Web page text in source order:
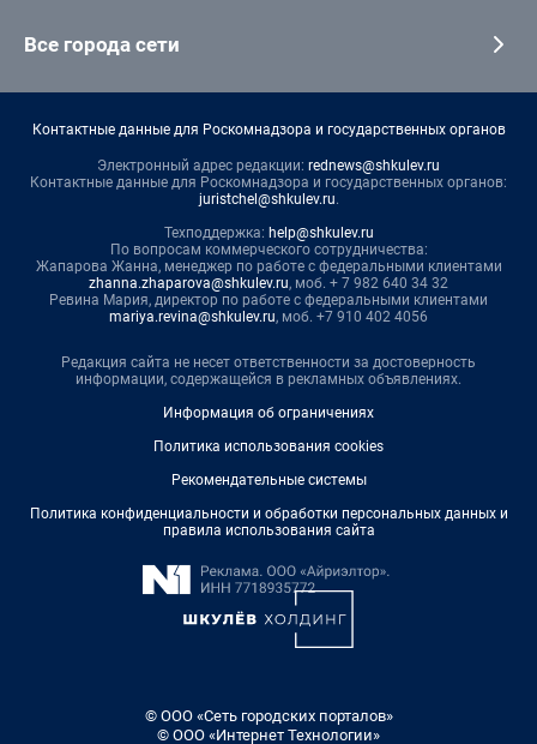
Все города сети
Контактные данные для Роскомнадзора и государственных органов
Электронный адрес редакции: rednews@shkulev.ru
Контактные данные для Роскомнадзора и государственных органов:
juristchel@shkulev.ru.
Техподдержка: help@shkulev.ru
По вопросам коммерческого сотрудничества:
Жапарова Жанна, менеджер по работе с федеральными клиентами
zhanna.zhaparova@shkulev.ru, моб. + 7 982 640 34 32
Ревина Мария, директор по работе с федеральными клиентами
mariya.revina@shkulev.ru, моб. +7 910 402 4056
Редакция сайта не несет ответственности за достоверность
информации, содержащейся в рекламных объявлениях.
Информация об ограничениях
Политика использования cookies
Рекомендательные системы
Политика конфиденциальности и обработки персональных данных и
правила использования сайта
© ООО «Сеть городских порталов»
© ООО «Интернет Технологии»